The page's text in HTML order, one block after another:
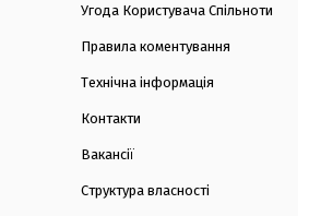
Угода Користувача Спільноти
Правила коментування
Технічна інформація
Контакти
Вакансії
Структура власності